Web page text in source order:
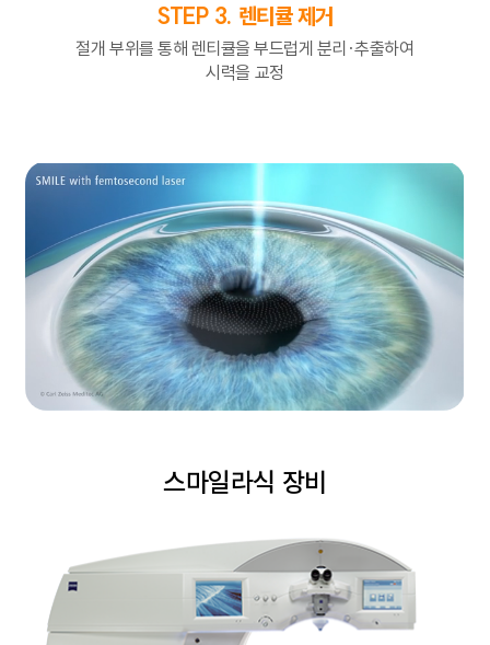
STEP 3. 렌티큘 제거
절개 부위를 통해 렌티큘을 부드럽게 분리·추출하여
시력을 교정
스마일라식 장비